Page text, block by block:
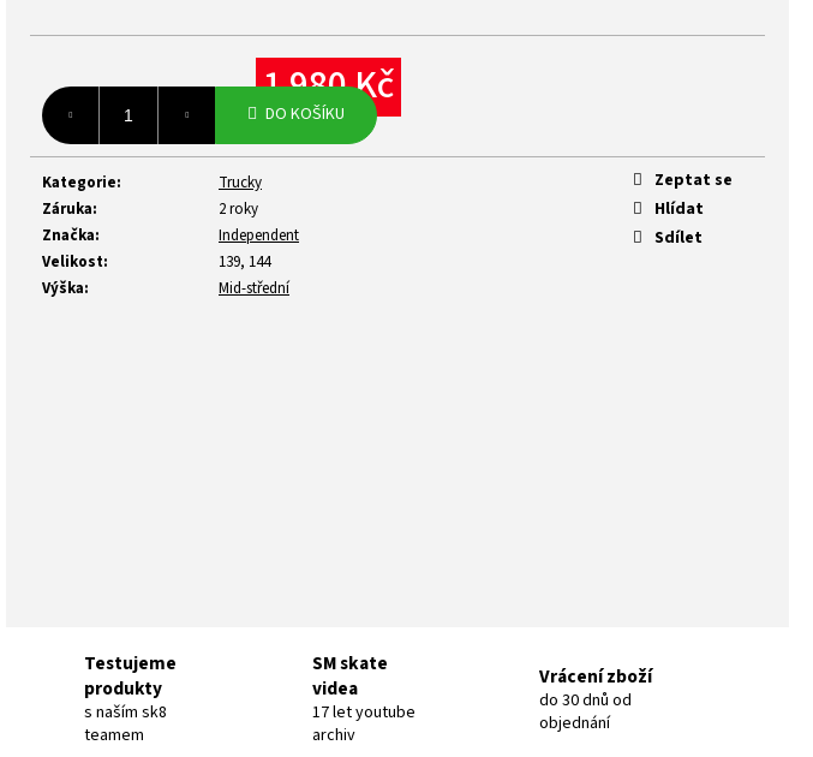
1 980 Kč
cena:
DO KOŠÍKU
Kategorie:
Trucky
Záruka:
2 roky
Značka:
Independent
Velikost:
139, 144
Výška: Mid-střední
Zeptat se
Hlídat
Sdílet
Testujeme
produkty
s naším sk8
teamem
SM skate
videa
17 let youtube
archiv
Vrácení zboží
do 30 dnů od
objednání